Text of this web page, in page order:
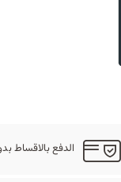
الدفع بالاقساط